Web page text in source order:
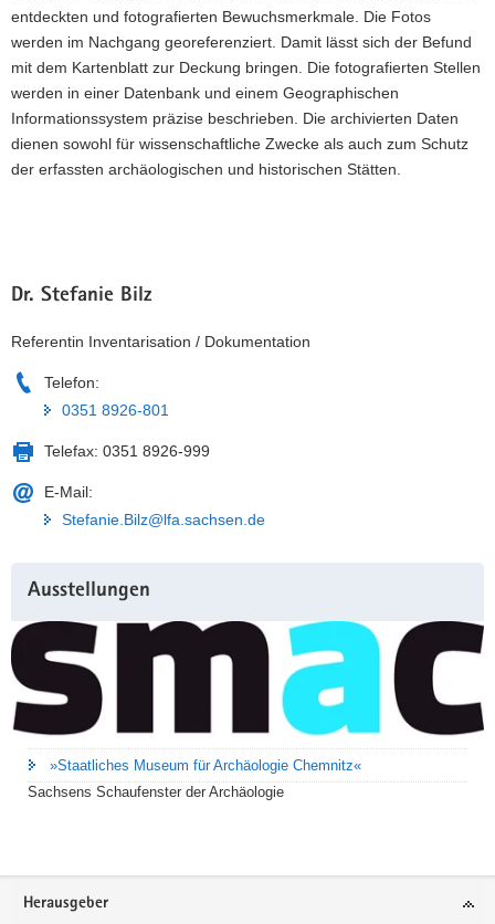
Riesa,
Großenhain
und
in
Mittelsachsen.
entdeckten und fotografierten Bewuchsmerkmale. Die Fotos
werden im Nachgang georeferenziert. Damit lässt sich der Befund
mit dem Kartenblatt zur Deckung bringen. Die fotografierten Stellen
werden in einer Datenbank und einem Geographischen
Informationssystem präzise beschrieben. Die archivierten Daten
dienen sowohl für wissenschaftliche Zwecke als auch zum Schutz
der erfassten archäologischen und historischen Stätten.
Dr. Stefanie Bilz
Referentin Inventarisation / Dokumentation
Telefon:
0351 8926-801
Telefax: 0351 8926-999
E-Mail:
Stefanie.Bilz@lfa.sachsen.de
Information
Ausstellungen
»Staatliches Museum für Archäologie Chemnitz«
Sachsens Schaufenster der Archäologie
Footer-
Herausgeber